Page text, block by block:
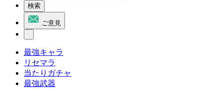
検索
ご意見
最強キャラ
リセマラ
当たりガチャ
最強武器